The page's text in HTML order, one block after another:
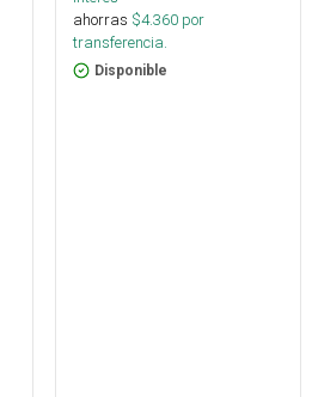
ahorras $4.360 por
transferencia.
Disponible